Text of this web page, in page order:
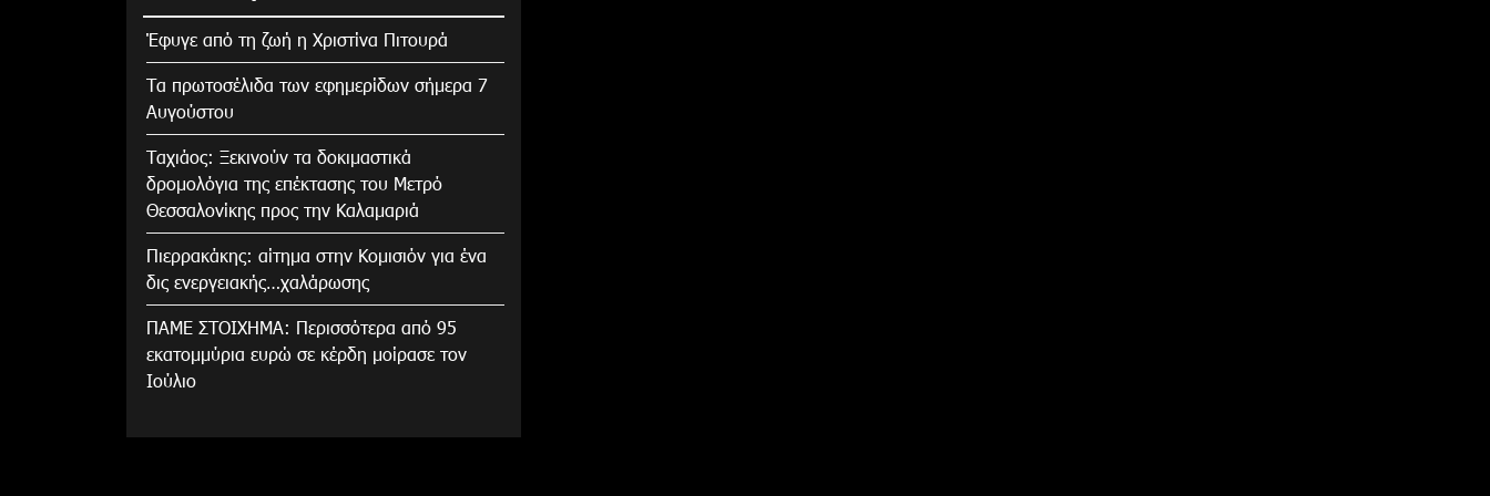
Έφυγε από τη ζωή η Χριστίνα Πιτουρά
Τα πρωτοσέλιδα των εφημερίδων σήμερα 7
Αυγούστου
Tαχιάος: Ξεκινούν τα δοκιμαστικά
δρομολόγια της επέκτασης του Μετρό
Θεσσαλονίκης προς την Καλαμαριά
Πιερρακάκης: αίτημα στην Κομισιόν για ένα
δις ενεργειακής…χαλάρωσης
ΠΑΜΕ ΣΤΟΙΧΗΜΑ: Περισσότερα από 95
εκατομμύρια ευρώ σε κέρδη μοίρασε τον
Ιούλιο